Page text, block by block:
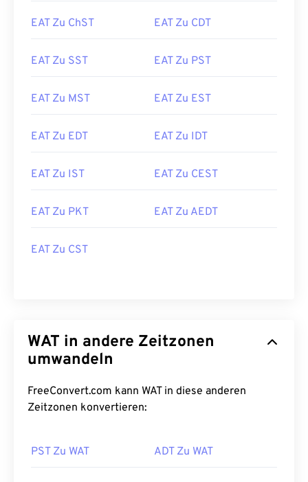
EAT Zu ChST EAT Zu CDT
EAT Zu SST EAT Zu PST
EAT Zu MST EAT Zu EST
EAT Zu EDT EAT Zu IDT
EAT Zu IST EAT Zu CEST
EAT Zu PKT EAT Zu AEDT
EAT Zu CST
WAT in andere Zeitzonen
umwandeln
FreeConvert.com kann WAT in diese anderen
Zeitzonen konvertieren:
PST Zu WAT ADT Zu WAT